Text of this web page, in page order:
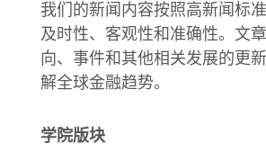
我们的新闻内容按照高新闻标
及时性、客观性和准确性。文
向、事件和其他相关发展的更
解全球金融趋势。
学院版块